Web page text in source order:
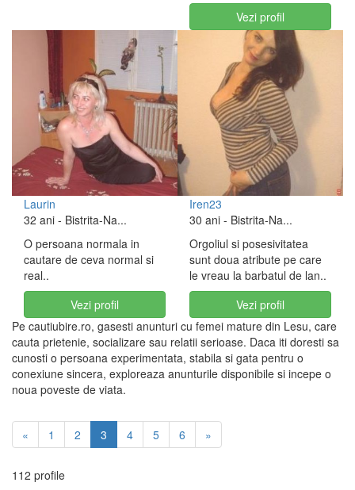
Vezi profil
Laurin
32 ani - Bistrita-Na...
O persoana normala in
cautare de ceva normal si
real..
Vezi profil
Iren23
30 ani - Bistrita-Na...
Orgoliul si posesivitatea
sunt doua atribute pe care
le vreau la barbatul de lan..
Vezi profil
Pe cautiubire.ro, gasesti anunturi cu femei mature din Lesu, care
cauta prietenie, socializare sau relatii serioase. Daca iti doresti sa
cunosti o persoana experimentata, stabila si gata pentru o
conexiune sincera, exploreaza anunturile disponibile si incepe o
noua poveste de viata.
« 1 2 3 4 5 6 »
112 profile